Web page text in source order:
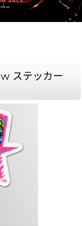
ステッカー